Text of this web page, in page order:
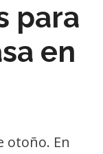
para
en
otoño. En